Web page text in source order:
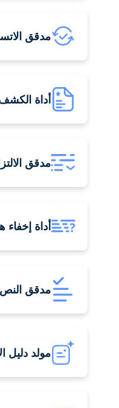
مدقق
أداة
مدقق
أداة إخفاء
مدقق
مولد دليل